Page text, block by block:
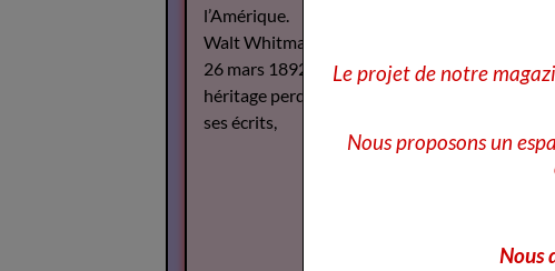
l’Amérique.
Walt Whitman est décédé le
26 mars 1892, mais son
héritage perdure à travers
ses écrits,
Le projet de notre
Nous proposons un
Nous